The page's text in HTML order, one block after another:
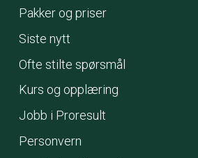
Pakker og priser
Siste nytt
Ofte stilte spørsmål
Kurs og opplæring
Jobb i Proresult
Personvern